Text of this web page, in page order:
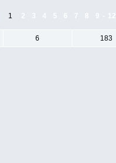
1 2 3 4 5 6 7 8 9 - 12
6 183